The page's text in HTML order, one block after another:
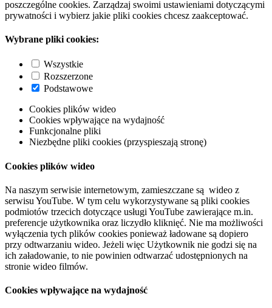
poszczególne cookies. Zarządzaj swoimi ustawieniami dotyczącymi
prywatności i wybierz jakie pliki cookies chcesz zaakceptować.
Wybrane pliki cookies:
Wszystkie
Rozszerzone
Podstawowe
Cookies plików wideo
Cookies wpływające na wydajność
Funkcjonalne pliki
Niezbędne pliki cookies (przyspieszają stronę)
Cookies plików wideo
Na naszym serwisie internetowym, zamieszczane są wideo z
serwisu YouTube. W tym celu wykorzystywane są pliki cookies
podmiotów trzecich dotyczące usługi YouTube zawierające m.in.
preferencje użytkownika oraz liczydło kliknięć. Nie ma możliwości
wyłączenia tych plików cookies ponieważ ładowane są dopiero
przy odtwarzaniu wideo. Jeżeli więc Użytkownik nie godzi się na
ich załadowanie, to nie powinien odtwarzać udostępnionych na
stronie wideo filmów.
Cookies wpływające na wydajność